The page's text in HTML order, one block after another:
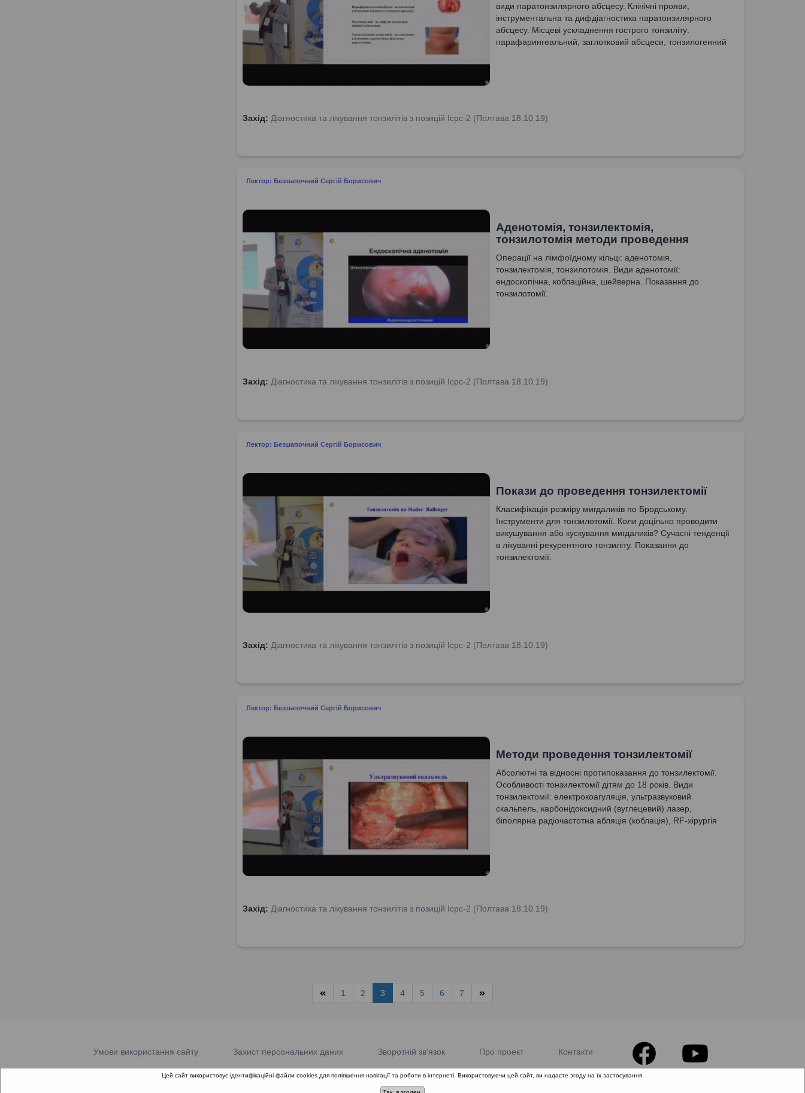
види паратонзилярного абсцесу. Клінічні прояви,
інструментальна та дифдіагностика паратонзилярного
абсцесу. Місцеві ускладнення гострого тонзиліту:
парафарингеальний, заглотковий абсцеси, тонзилогенний
Захід: Діагностика та лікування тонзилітів з позицій Icpc-2 (Полтава 18.10.19)
Лектор: Безшапочний Сергій Борисович
Аденотомія, тонзилектомія,
тонзилотомія методи проведення
Операції на лімфоїдному кільці: аденотомія,
тонзилектомія, тонзилотомія. Види аденотомії:
ендоскопічна, коблаційна, шейверна. Показання до
тонзилотомії.
Захід: Діагностика та лікування тонзилітів з позицій Icpc-2 (Полтава 18.10.19)
Лектор: Безшапочний Сергій Борисович
Покази до проведення тонзилектомії
Класифікація розміру мигдаликів по Бродському.
Інструменти для тонзилотомії. Коли доцільно проводити
викушування або кускування мигдаликів? Сучасні тенденції
в лікуванні рекурентного тонзиліту. Показання до
тонзилектомії.
Захід: Діагностика та лікування тонзилітів з позицій Icpc-2 (Полтава 18.10.19)
Лектор: Безшапочний Сергій Борисович
Методи проведення тонзилектомії
Абсолютні та відносні протипоказання до тонзилектомії.
Особливості тонзилектомії дітям до 18 років. Види
тонзилектомії: електрокоагуляція, ультразвуковий
скальпель, карбонідоксидний (вуглецевий) лазер,
біполярна радіочастотна абляція (коблація), RF-хірургія
Захід: Діагностика та лікування тонзилітів з позицій Icpc-2 (Полтава 18.10.19)
1 2 3 4 5 6 7
Умови використання сайту Захист персональних даних Зворотній зв'язок Про проект Контакти
© 2018-2026 «Школа доказової медицини». Всі права захищені.
Цей сайт використовує ідентифікаційні файли cookies для поліпшення навігації та роботи в інтернеті. Використовуючи цей сайт, ви надаєте згоду на їх застосування.